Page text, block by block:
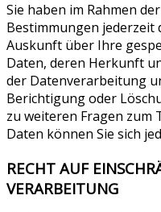
Sie haben im Rahmen
Bestimmungen jederzeit
Auskunft über Ihre
Daten, deren Herkunft
der Datenverarbeitung
Berichtigung oder
zu weiteren Fragen zum
Daten können Sie sich
RECHT AUF
VERARBEITUNG